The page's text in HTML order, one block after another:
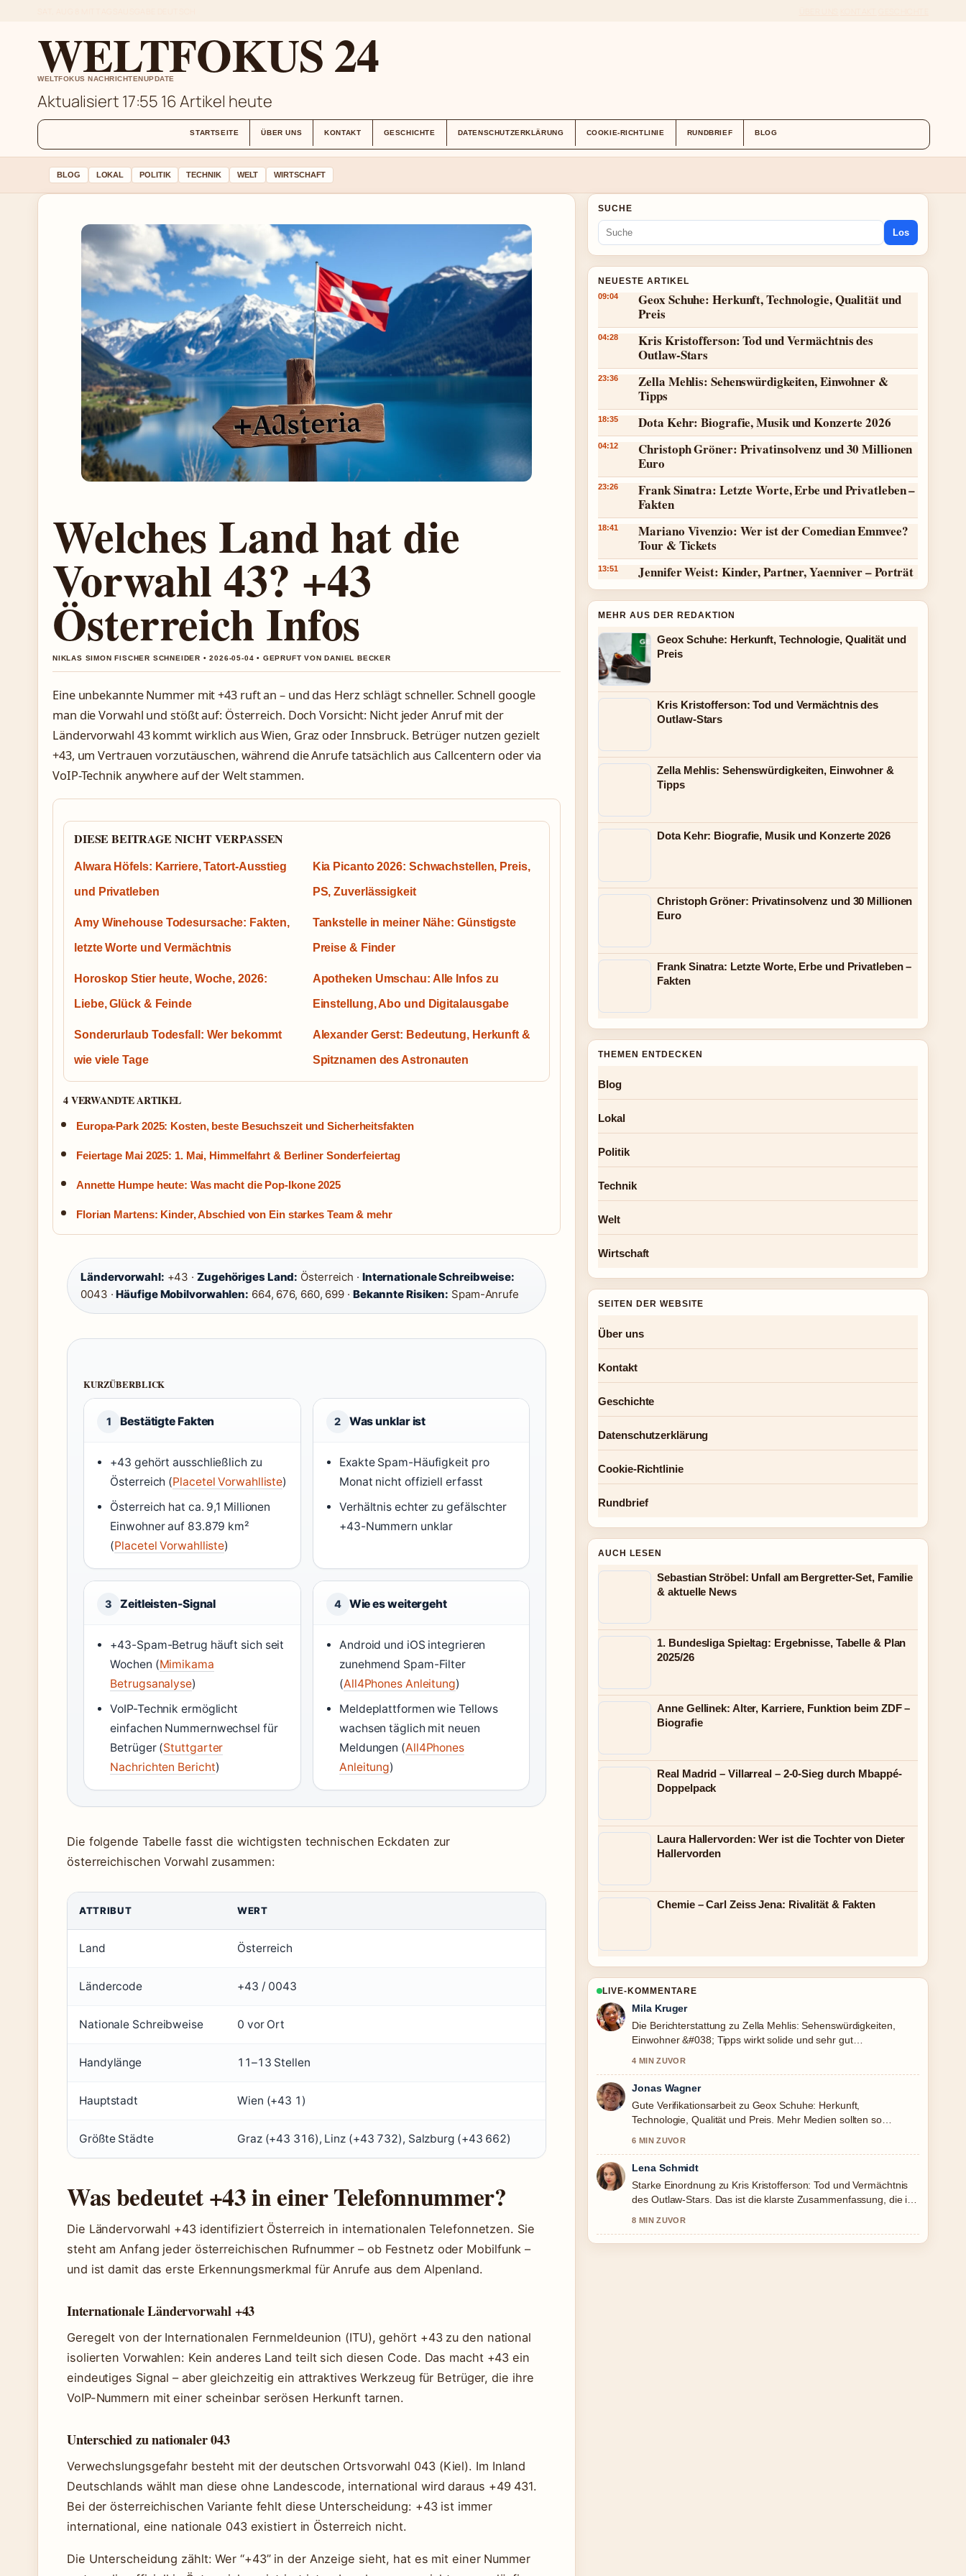
WELTFOKUS 24
WELTFOKUS NACHRICHTENUPDATE
Aktualisiert 17:55 16 Artikel heute
STARTSEITE ÜBER UNS KONTAKT GESCHICHTE DATENSCHUTZERKLÄRUNG COOKIE-RICHTLINIE RUNDBRIEF BLOG
BLOG LOKAL POLITIK TECHNIK WELT WIRTSCHAFT
Welches Land hat die
Vorwahl 43? +43
Österreich Infos
NIKLAS SIMON FISCHER SCHNEIDER • 2026-05-04 • GEPRUFT VON DANIEL BECKER
Eine unbekannte Nummer mit +43 ruft an – und das Herz schlägt schneller. Schnell google
man die Vorwahl und stößt auf: Österreich. Doch Vorsicht: Nicht jeder Anruf mit der
Ländervorwahl 43 kommt wirklich aus Wien, Graz oder Innsbruck. Betrüger nutzen gezielt
+43, um Vertrauen vorzutäuschen, während die Anrufe tatsächlich aus Callcentern oder via
VoIP-Technik anywhere auf der Welt stammen.
DIESE BEITRAGE NICHT VERPASSEN
Alwara Höfels: Karriere, Tatort-Ausstieg
und Privatleben
Kia Picanto 2026: Schwachstellen, Preis,
PS, Zuverlässigkeit
Amy Winehouse Todesursache: Fakten,
letzte Worte und Vermächtnis
Tankstelle in meiner Nähe: Günstigste
Preise & Finder
Horoskop Stier heute, Woche, 2026:
Liebe, Glück & Feinde
Apotheken Umschau: Alle Infos zu
Einstellung, Abo und Digitalausgabe
Sonderurlaub Todesfall: Wer bekommt
wie viele Tage
Alexander Gerst: Bedeutung, Herkunft &
Spitznamen des Astronauten
4 VERWANDTE ARTIKEL
Europa-Park 2025: Kosten, beste Besuchszeit und Sicherheitsfakten
Feiertage Mai 2025: 1. Mai, Himmelfahrt & Berliner Sonderfeiertag
Annette Humpe heute: Was macht die Pop-Ikone 2025
Florian Martens: Kinder, Abschied von Ein starkes Team & mehr
Ländervorwahl: +43 · Zugehöriges Land: Österreich · Internationale Schreibweise:
0043 ·Häufige Mobilvorwahlen: 664, 676, 660, 699 · Bekannte Risiken: Spam-Anrufe
KURZÜBERBLICK
1 Bestätigte Fakten
+43 gehört ausschließlich zu
Österreich (Placetel Vorwahlliste)
Österreich hat ca. 9,1 Millionen
Einwohner auf 83.879 km²
(Placetel Vorwahlliste)
2 Was unklar ist
Exakte Spam-Häufigkeit pro
Monat nicht offiziell erfasst
Verhältnis echter zu gefälschter
+43-Nummern unklar
3 Zeitleisten-Signal
+43-Spam-Betrug häuft sich seit
Wochen (Mimikama
Betrugsanalyse)
VoIP-Technik ermöglicht
einfachen Nummernwechsel für
Betrüger (Stuttgarter
Nachrichten Bericht)
4 Wie es weitergeht
Android und iOS integrieren
zunehmend Spam-Filter
(All4Phones Anleitung)
Meldeplattformen wie Tellows
wachsen täglich mit neuen
Meldungen (All4Phones
Anleitung)
Die folgende Tabelle fasst die wichtigsten technischen Eckdaten zur
österreichischen Vorwahl zusammen:
ATTRIBUT WERT
Land Österreich
Ländercode +43 / 0043
Nationale Schreibweise 0 vor Ort
Handylänge 11–13 Stellen
Hauptstadt Wien (+43 1)
Größte Städte Graz (+43 316), Linz (+43 732), Salzburg (+43 662)
Was bedeutet +43 in einer Telefonnummer?
Die Ländervorwahl +43 identifiziert Österreich in internationalen Telefonnetzen. Sie
steht am Anfang jeder österreichischen Rufnummer – ob Festnetz oder Mobilfunk –
und ist damit das erste Erkennungsmerkmal für Anrufe aus dem Alpenland.
Internationale Ländervorwahl +43
Geregelt von der Internationalen Fernmeldeunion (ITU), gehört +43 zu den national
isolierten Vorwahlen: Kein anderes Land teilt sich diesen Code. Das macht +43 ein
eindeutiges Signal – aber gleichzeitig ein attraktives Werkzeug für Betrüger, die ihre
VoIP-Nummern mit einer scheinbar serösen Herkunft tarnen.
Unterschied zu nationaler 043
Verwechslungsgefahr besteht mit der deutschen Ortsvorwahl 043 (Kiel). Im Inland
Deutschlands wählt man diese ohne Landescode, international wird daraus +49 431.
Bei der österreichischen Variante fehlt diese Unterscheidung: +43 ist immer
international, eine nationale 043 existiert in Österreich nicht.
Die Unterscheidung zählt: Wer “+43” in der Anzeige sieht, hat es mit einer Nummer
SUCHE
Los
NEUESTE ARTIKEL
09:04
Geox Schuhe: Herkunft, Technologie, Qualität und
Preis
04:28
Kris Kristofferson: Tod und Vermächtnis des
Outlaw-Stars
23:36
Zella Mehlis: Sehenswürdigkeiten, Einwohner &
Tipps
18:35 Dota Kehr: Biografie, Musik und Konzerte 2026
04:12
Christoph Gröner: Privatinsolvenz und 30 Millionen
Euro
23:26
Frank Sinatra: Letzte Worte, Erbe und Privatleben –
Fakten
18:41
Mariano Vivenzio: Wer ist der Comedian Emmvee?
Tour & Tickets
13:51 Jennifer Weist: Kinder, Partner, Yaenniver – Porträt
MEHR AUS DER REDAKTION
Geox Schuhe: Herkunft, Technologie, Qualität und
Preis
Kris Kristofferson: Tod und Vermächtnis des
Outlaw-Stars
Zella Mehlis: Sehenswürdigkeiten, Einwohner &
Tipps
Dota Kehr: Biografie, Musik und Konzerte 2026
Christoph Gröner: Privatinsolvenz und 30 Millionen
Euro
Frank Sinatra: Letzte Worte, Erbe und Privatleben –
Fakten
THEMEN ENTDECKEN
Blog
Lokal
Politik
Technik
Welt
Wirtschaft
SEITEN DER WEBSITE
Über uns
Kontakt
Geschichte
Datenschutzerklärung
Cookie-Richtlinie
Rundbrief
AUCH LESEN
Sebastian Ströbel: Unfall am Bergretter-Set, Familie
& aktuelle News
1. Bundesliga Spieltag: Ergebnisse, Tabelle & Plan
2025/26
Anne Gellinek: Alter, Karriere, Funktion beim ZDF –
Biografie
Real Madrid – Villarreal – 2-0-Sieg durch Mbappé-
Doppelpack
Laura Hallervorden: Wer ist die Tochter von Dieter
Hallervorden
Chemie – Carl Zeiss Jena: Rivalität & Fakten
LIVE-KOMMENTARE
Mila Kruger
Die Berichterstattung zu Zella Mehlis: Sehenswürdigkeiten,
Einwohner &#038; Tipps wirkt solide und sehr gut
4 MIN ZUVOR
Jonas Wagner
Gute Verifikationsarbeit zu Geox Schuhe: Herkunft,
Technologie, Qualität und Preis. Mehr Medien sollten so
6 MIN ZUVOR
Lena Schmidt
Starke Einordnung zu Kris Kristofferson: Tod und Vermächtnis
des Outlaw-Stars. Das ist die klarste Zusammenfassung, die ich
8 MIN ZUVOR